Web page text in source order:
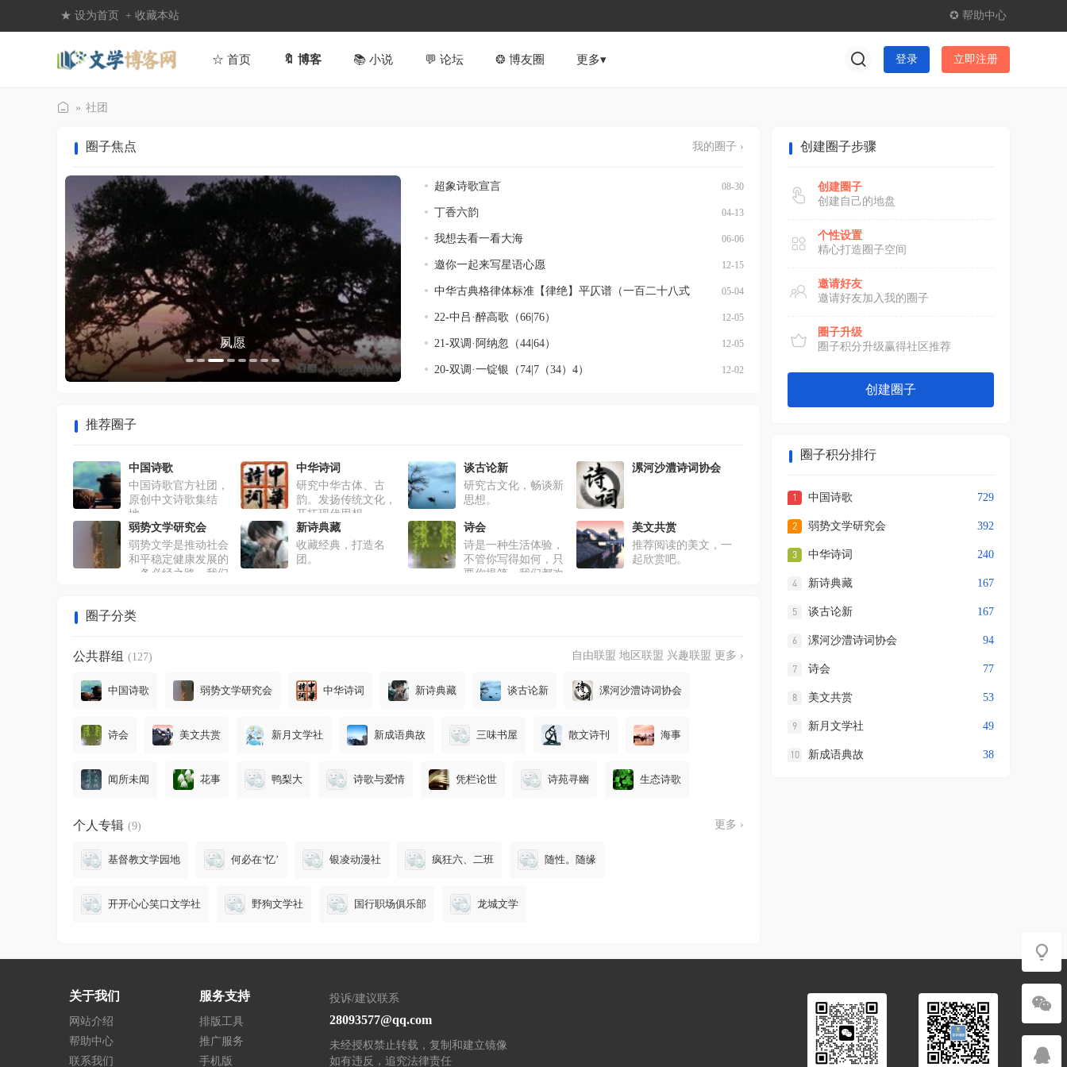
★ 设为首页 + 收藏本站 ✪ 帮助中心
☆ 首页 🔖 博客 📚︎ 小说 💬 论坛 ❂ 博友圈 更多▾ 登录 立即注册
博
» 社团
我的圈子 ›
圈子焦点
夙愿
08-30
超象诗歌宣言
04-13
丁香六韵
06-06
我想去看一看大海
12-15
邀你一起来写星语心愿
05-04
中华古典格律体标准【律绝】平仄谱（一百二十八式
12-05
22-中吕·醉高歌（66|76）
12-05
21-双调·阿纳忽（44|64）
12-02
20-双调·一锭银（74|7（34）4）
推荐圈子
中国诗歌
中国诗歌官方社团，
原创中文诗歌集结
地。
中华诗词
研究中华古体、古
韵。发扬传统文化，
开拓现代思想。
谈古论新
研究古文化，畅谈新
思想。
漯河沙澧诗词协会
弱势文学研究会
弱势文学是推动社会
和平稳定健康发展的
一条必经之路。我们
新诗典藏
收藏经典，打造名
团。
诗会
诗是一种生活体验，
不管你写得如何，只
要你提笔，我们都欢
美文共赏
推荐阅读的美文，一
起欣赏吧。
圈子分类
自由联盟 地区联盟 兴趣联盟 更多 ›
公共群组 (127)
中国诗歌 弱势文学研究会 中华诗词 新诗典藏 谈古论新 漯河沙澧诗词协会
诗会 美文共赏 新月文学社 新成语典故 三味书屋 散文诗刊 海事
闻所未闻 花事 鸭梨大 诗歌与爱情 凭栏论世 诗苑寻幽 生态诗歌
更多 ›
个人专辑 (9)
基督教文学园地 何必在‘忆’ 银凌动漫社 疯狂六、二班 随性。随缘
开开心心笑口文学社 野狗文学社 国行职场俱乐部 龙城文学
创建圈子步骤
创建圈子
创建自己的地盘
个性设置
精心打造圈子空间
邀请好友
邀请好友加入我的圈子
圈子升级
圈子积分升级赢得社区推荐
创建圈子
圈子积分排行
729
中国诗歌
392
弱势文学研究会
240
中华诗词
167
新诗典藏
167
谈古论新
94
漯河沙澧诗词协会
77
诗会
53
美文共赏
49
新月文学社
38
新成语典故
关于我们
网站介绍
帮助中心
联系我们
服务支持
排版工具
推广服务
手机版
投诉/建议联系
28093577@qq.com
未经授权禁止转载，复制和建立镜像
如有违反，追究法律责任